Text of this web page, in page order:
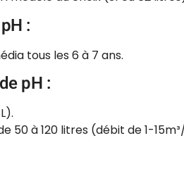
:
tous les 6 à 7 ans.
pH :
50 à 120 litres (débit de 1-